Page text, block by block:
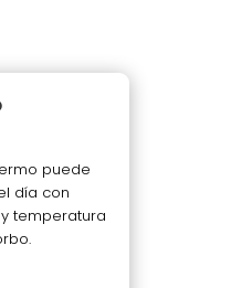
puede
día con
temperatura